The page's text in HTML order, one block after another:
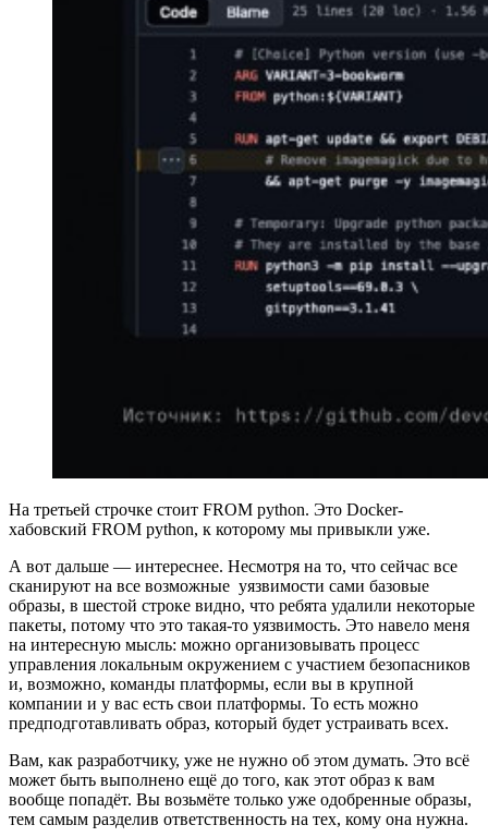
На третьей строчке стоит FROM python. Это Docker-
хабовский FROM python, к которому мы привыкли уже.
А вот дальше — интереснее. Несмотря на то, что сейчас все
сканируют на все возможные уязвимости сами базовые
образы, в шестой строке видно, что ребята удалили некоторые
пакеты, потому что это такая-то уязвимость. Это навело меня
на интересную мысль: можно организовывать процесс
управления локальным окружением с участием безопасников
и, возможно, команды платформы, если вы в крупной
компании и у вас есть свои платформы. То есть можно
предподготавливать образ, который будет устраивать всех.
Вам, как разработчику, уже не нужно об этом думать. Это всё
может быть выполнено ещё до того, как этот образ к вам
вообще попадёт. Вы возьмёте только уже одобренные образы,
тем самым разделив ответственность на тех, кому она нужна.